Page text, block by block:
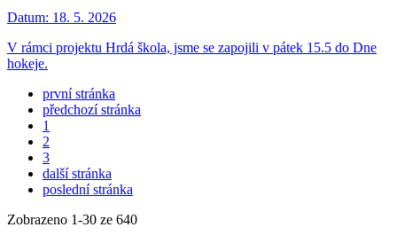
Datum: 18. 5. 2026
V rámci projektu Hrdá škola, jsme se zapojili v pátek 15.5 do Dne
hokeje.
první stránka
předchozí stránka
1
2
3
další stránka
poslední stránka
Zobrazeno 1-30 ze 640